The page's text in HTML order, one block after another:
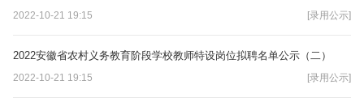
2022-10-21 19:15 [录用公示]
2022安徽省农村义务教育阶段学校教师特设岗位拟聘名单公示（二）
2022-10-21 19:15 [录用公示]